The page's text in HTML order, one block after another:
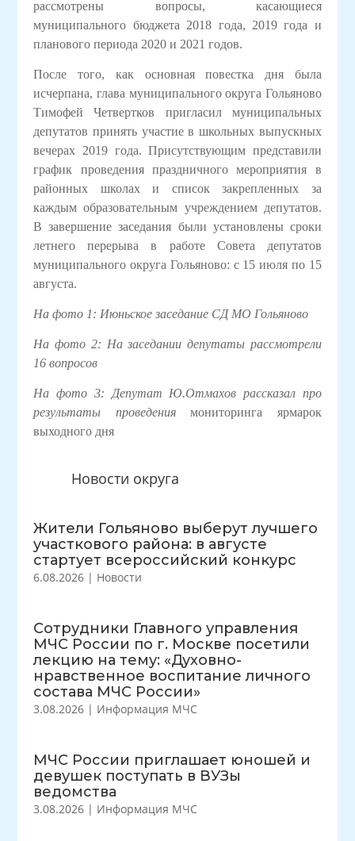
Новости округа
Жители Гольяново выберут лучшего
участкового района: в августе
стартует всероссийский конкурс
6.08.2026 | Новости
Сотрудники Главного управления
МЧС России по г. Москве посетили
лекцию на тему: «Духовно-
нравственное воспитание личного
состава МЧС России»
3.08.2026 | Информация МЧС
МЧС России приглашает юношей и
девушек поступать в ВУЗы
ведомства
3.08.2026 | Информация МЧС
рассмотрены вопросы, касающиеся
муниципального бюджета 2018 года, 2019 года и
планового периода 2020 и 2021 годов.
После того, как основная повестка дня была
исчерпана, глава муниципального округа Гольяново
Тимофей Четвертков пригласил муниципальных
депутатов принять участие в школьных выпускных
вечерах 2019 года. Присутствующим представили
график проведения праздничного мероприятия в
районных школах и список закрепленных за
каждым образовательным учреждением депутатов.
В завершение заседания были установлены сроки
летнего перерыва в работе Совета депутатов
муниципального округа Гольяново: с 15 июля по 15
августа.
На фото 1: Июньское заседание СД МО Гольяново
На фото 2: На заседании депутаты рассмотрели
16 вопросов
На фото 3: Депутат Ю.Отмахов рассказал про
результаты проведениямониторинга
ярмарок
выходного дня